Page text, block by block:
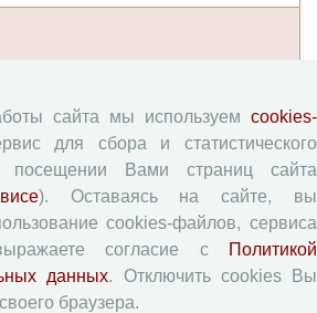
социальные перемены
территории
сайта мы используем cookies-
для сбора и статистического
Вами страниц сайта
). Оставаясь на сайте, вы
cookies-файлов, сервиса
согласие с
Политикой
данных. Отключить cookies Вы
браузера.